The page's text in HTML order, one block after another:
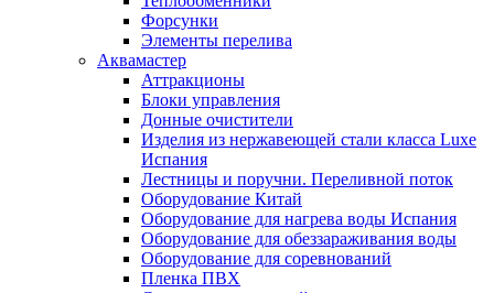
Форсунки
Элементы перелива
Аквамастер
Аттракционы
Блоки управления
Донные очистители
Изделия из нержавеющей стали класса Luxe
Испания
Лестницы и поручни. Переливной поток
Оборудование Китай
Оборудование для нагрева воды Испания
Оборудование для обеззараживания воды
Оборудование для соревнований
Пленка ПВХ